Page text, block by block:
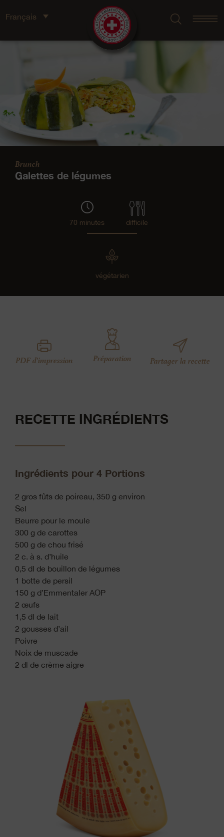
Français
Brunch
Galettes de légumes
70 minutes difficile
végétarien
PDF d'impression Préparation Partager la recette
RECETTE INGRÉDIENTS
Ingrédients pour 4 Portions
2 gros fûts de poireau, 350 g environ
Sel
Beurre pour le moule
300 g de carottes
500 g de chou frisé
2 c. à s. d’huile
0,5 dl de bouillon de légumes
1 botte de persil
150 g d’Emmentaler AOP
2 œufs
1,5 dl de lait
2 gousses d’ail
Poivre
Noix de muscade
2 dl de crème aigre